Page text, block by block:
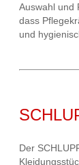
Auswahl und
dass
und
Der